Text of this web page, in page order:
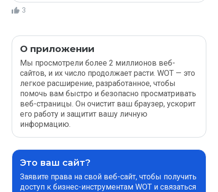
3
О приложении
Мы просмотрели более 2 миллионов веб-
сайтов, и их число продолжает расти. WOT — это
легкое расширение, разработанное, чтобы
помочь вам быстро и безопасно просматривать
веб-страницы. Он очистит ваш браузер, ускорит
его работу и защитит вашу личную
информацию.
Это ваш сайт?
Заявите права на свой веб-сайт, чтобы получить
доступ к бизнес-инструментам WOT и связаться